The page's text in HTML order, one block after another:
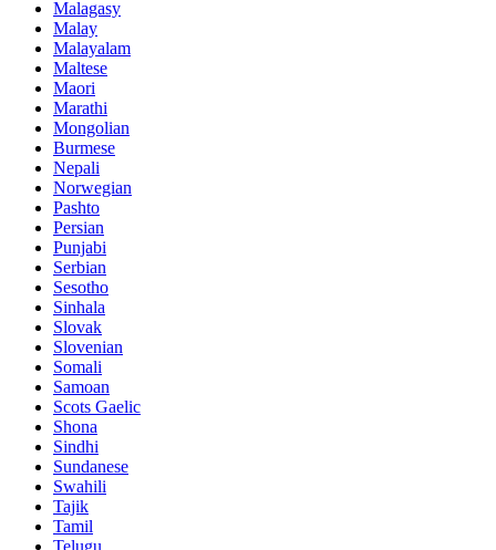
Malagasy
Malay
Malayalam
Maltese
Maori
Marathi
Mongolian
Burmese
Nepali
Norwegian
Pashto
Persian
Punjabi
Serbian
Sesotho
Sinhala
Slovak
Slovenian
Somali
Samoan
Scots Gaelic
Shona
Sindhi
Sundanese
Swahili
Tajik
Tamil